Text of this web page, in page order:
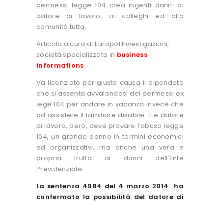
permessi legge 104 crea ingenti danni al
datore di lavoro, ai colleghi ed alla
comunità tutta.
Articolo a cura di Europol Investigazioni,
società specializzata in business
informations
Va licenziato per giusta causa il dipendete
che si assenta avvalendosi dei permessi ex
lege 104 per andare in vacanza invece che
ad assistere il familiare disabile. Il e datore
di lavoro, però, deve provare l’abuso legge
104, un grande danno in termini economici
ed organizzativi, ma anche una vera e
propria truffa ai danni dell’Ente
Previdenziale.
La sentenza 4984 del 4 marzo 2014 ha
confermato la possibilità del datore di